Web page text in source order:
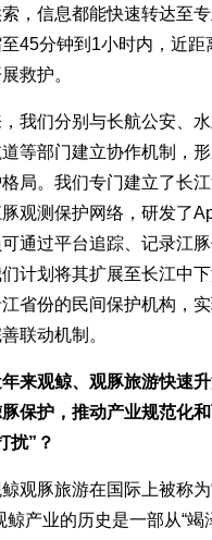
，信息都能快速转达至
45分钟到1小时内，近距
救护。
们分别与长航公安、水
等部门建立协作机制，
局。我们专门建立了长
观测保护网络，研发了
通过平台追踪、记录江
计划将其扩展至长江中
省份的民间保护机构，
联动机制。
来观鲸、观豚旅游快速
保护，推动产业规范化
扰”？
观豚旅游在国际上被称
鲸产业的历史是一部从“竭